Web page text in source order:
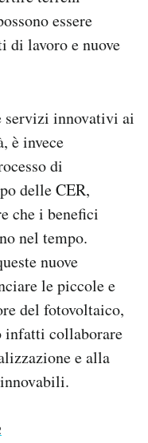
essere
di lavoro e nuove
servizi innovativi ai
è invece
di
delle CER,
che i benefici
nel tempo.
nuove
le piccole e
del fotovoltaico,
infatti collaborare
e alla